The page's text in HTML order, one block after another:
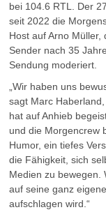
bei 104.6 RTL. Der
seit 2022 die
Host auf Arno
Sender nach 35
Sendung moderiert.
„Wir haben uns
sagt Marc
hat auf Anhieb
und die Morgencrew
Humor, ein tiefes
die Fähigkeit, sich
Medien zu bewegen.
auf seine ganz
aufschlagen wird.“